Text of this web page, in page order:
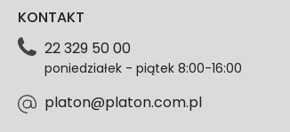
KONTAKT
22 329 50 00
poniedziałek - piątek 8:00-16:00
platon@platon.com.pl